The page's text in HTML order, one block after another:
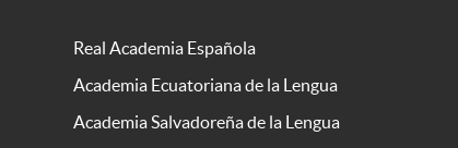
Real Academia Española
Academia Ecuatoriana de la Lengua
Academia Salvadoreña de la Lengua